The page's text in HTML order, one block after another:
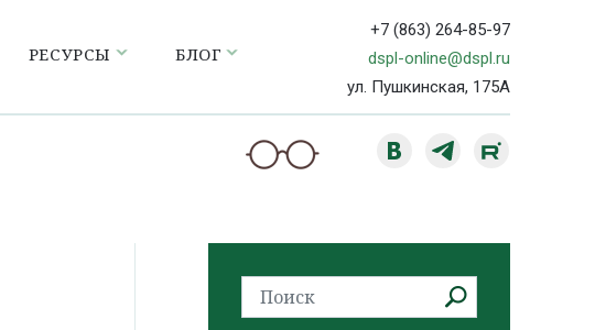
РЕСУРСЫ БЛОГ
+7 (863) 264-85-97
dspl-online@dspl.ru
ул. Пушкинская, 175А